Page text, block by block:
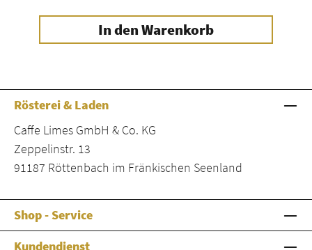
In den Warenkorb
Rösterei & Laden
Caffe Limes GmbH & Co. KG
Zeppelinstr. 13
91187 Röttenbach im Fränkischen Seenland
Shop - Service
Kundendienst